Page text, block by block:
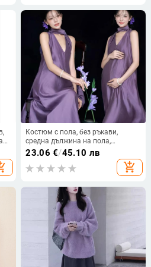
Костюм с пола, без ръкави,
средна дължина на пола,
полиестерна материя, летен
модел 2025
23.06 €/45.10 лв
add_shopping_cart